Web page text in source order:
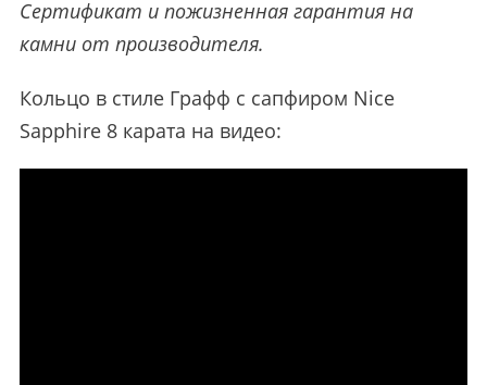
Сертификат и пожизненная гарантия на
камни от производителя.
Кольцо в стиле Графф с сапфиром Nice
Sapphire 8 карата на видео: